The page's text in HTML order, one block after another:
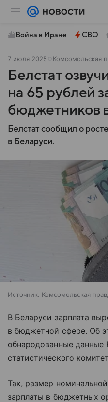
Война в Иране СВО
7 июля 2025 Комсомольская
Белстат
на 65 рублей
бюджетников
Белстат сообщил о
в Беларуси.
Источник: Комсомольская
В Беларуси зарплата
в бюджетной сфере. Об
обнародованные данные
статистического
Так, размер
зарплаты в бюджетных